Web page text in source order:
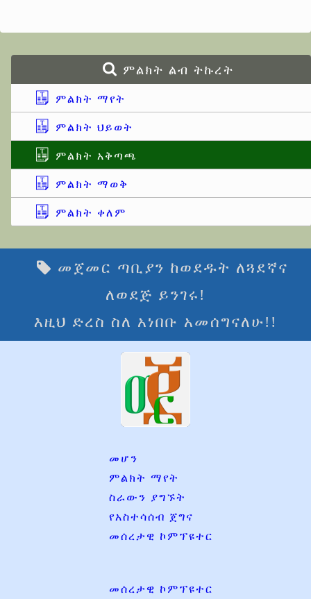
ምልክት ልብ ትኩረት
ምልክት ማየት
ምልክት ህይወት
ምልክት አቅጣጫ
ምልክት ማወቅ
ምልክት ቀለም
መጀመር ጣቢያን ከወደዱት ለጓደኛና
ለወደጅ ይንገሩ!
እዚህ ድረስ ስለ አነበቡ አመሰግናለሁ!!
መሆን
ምልክት ማየት
ስራውን ያግኙት
የአስተሳሰብ ጀግና
መሰረታዊ ኮምፕዩተር
መሰረታዊ ኮምፕዩተር